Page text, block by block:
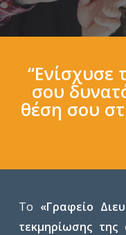
“Ενίσχυσε
σου
θέση σου
Το «Γραφείο
τεκμηρίωσης